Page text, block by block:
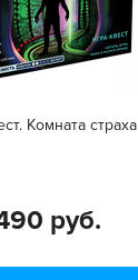
Комната страха
руб.